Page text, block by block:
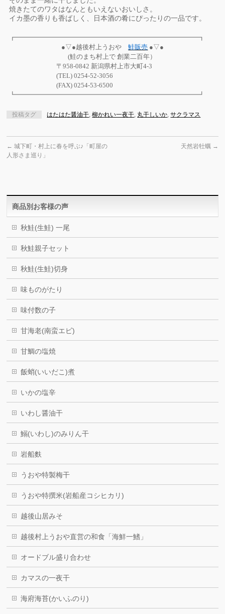
焼きたてのワタはなんともいえないおいしさ。
イカ墨の香りも香ばしく、日本酒の肴にぴったりの一品です。
┏━━━━━━━━━━━━━━━━━━━━━━━━━━━━┓
●▽●越後村上うおや鮭販売 ●▽●
(鮭のまち村上で 創業二百年）
〒958-0842 新潟県村上市大町4-3
(TEL) 0254-52-3056
(FAX) 0254-53-6500
┗━━━━━━━━━━━━━━━━━━━━━━━━━━━━┛
投稿タグ はたはた醤油干 ,柳かれい一夜干 丸干しいか ,サクラマス
← 城下町・村上に春を呼ぶ♪「町屋の
人形さま巡り」
天然岩牡蠣 →
商品別お客様の声
秋鮭(生鮭) 一尾
秋鮭親子セット
秋鮭(生鮭)切身
味ものがたり
味付数の子
甘海老(南蛮エビ)
甘鯛の塩焼
飯蛸(いいだこ)煮
いかの塩辛
いわし醤油干
鰯(いわし)のみりん干
岩船麩
うおや特製梅干
うおや特撰米(岩船産コシヒカリ)
越後山居みそ
越後村上うおや直営の和食「海鮮一鰭」
オードブル盛り合わせ
カマスの一夜干
海府海苔(かいふのり)